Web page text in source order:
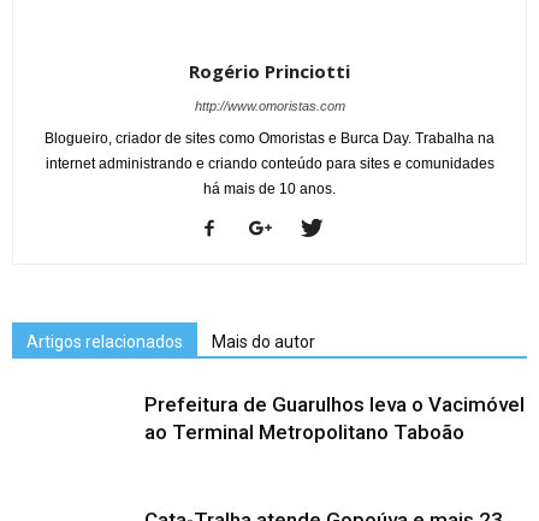
Rogério Princiotti
http://www.omoristas.com
Blogueiro, criador de sites como Omoristas e Burca Day. Trabalha na
internet administrando e criando conteúdo para sites e comunidades
há mais de 10 anos.
Artigos relacionados Mais do autor
Prefeitura de Guarulhos leva o Vacimóvel
ao Terminal Metropolitano Taboão